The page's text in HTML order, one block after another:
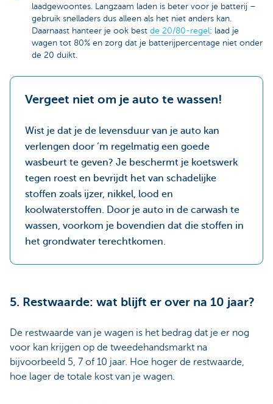
laadgewoontes. Langzaam laden is beter voor je batterij –
gebruik snelladers dus alleen als het niet anders kan.
Daarnaast hanteer je ook best de 20/80-regel: laad je
wagen tot 80% en zorg dat je batterijpercentage niet onder
de 20 duikt.
Vergeet niet om je auto te wassen!
Wist je dat je de levensduur van je auto kan
verlengen door ‘m regelmatig een goede
wasbeurt te geven? Je beschermt je koetswerk
tegen roest en bevrijdt het van schadelijke
stoffen zoals ijzer, nikkel, lood en
koolwaterstoffen. Door je auto in de carwash te
wassen, voorkom je bovendien dat die stoffen in
het grondwater terechtkomen.
5. Restwaarde: wat blijft er over na 10 jaar?
De restwaarde van je wagen is het bedrag dat je er nog
voor kan krijgen op de tweedehandsmarkt na
bijvoorbeeld 5, 7 of 10 jaar. Hoe hoger de restwaarde,
hoe lager de totale kost van je wagen.